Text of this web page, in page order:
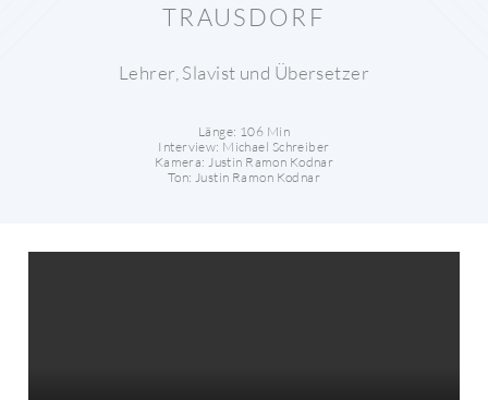
TRAUSDORF
Lehrer, Slavist und Übersetzer
Länge: 106 Min
Interview: Michael Schreiber
Kamera: Justin Ramon Kodnar
Ton: Justin Ramon Kodnar